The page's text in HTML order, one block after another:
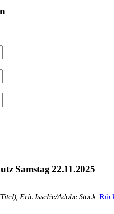
Samstag 22.11.2025
Eric Isselée/Adobe Stock